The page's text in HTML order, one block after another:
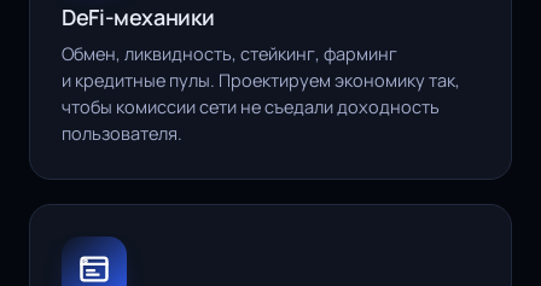
DeFi-механики
Обмен, ликвидность, стейкинг, фарминг
и кредитные пулы. Проектируем экономику так,
чтобы комиссии сети не съедали доходность
пользователя.